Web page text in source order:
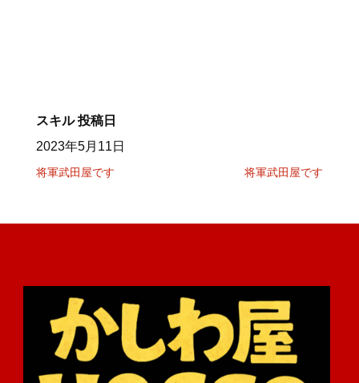
スキル 投稿日
2023年5月11日
将軍武田屋です 将軍武田屋です